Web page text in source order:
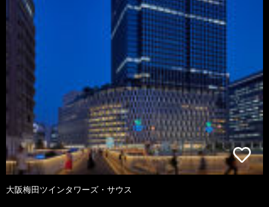
大阪梅田ツインタワーズ・サウス